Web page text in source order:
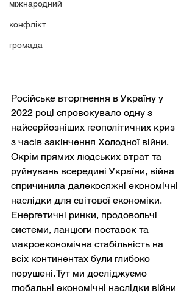
міжнародний
конфлікт
громада
Російське вторгнення в Україну у
2022 році спровокувало одну з
найсерйозніших геополітичних криз
з часів закінчення Холодної війни.
Окрім прямих людських втрат та
руйнувань всередині України, війна
спричинила далекосяжні економічні
наслідки для світової економіки.
Енергетичні ринки, продовольчі
системи, ланцюги поставок та
макроекономічна стабільність на
всіх континентах були глибоко
порушені. Тут ми досліджуємо
глобальні економічні наслідки війни